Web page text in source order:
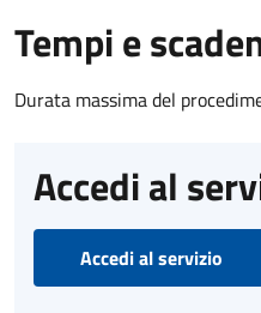
Tempi e
Durata massima del
Accedi al
Accedi al servizio